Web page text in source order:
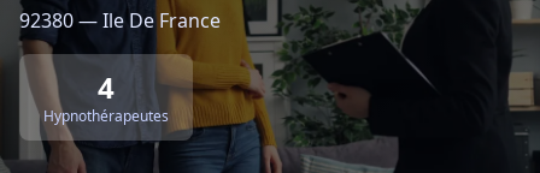
92380 — Ile De France
4
Hypnothérapeutes